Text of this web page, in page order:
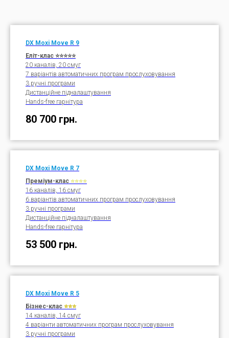
DX Moxi Move R 9
Еліт-клас ⭐⭐⭐⭐⭐
20 каналів, 20 смуг
7 варіантів автоматичних програм прослуховування
3 ручні програми
Дистанційне підналаштування
Hands-free гарнітура
80 700 грн.
DX Moxi Move R 7
Преміум-клас ⭐⭐⭐⭐
16 каналів, 16 смуг
6 варіантів автоматичних програм прослуховування
3 ручні програми
Дистанційне підналаштування
Hands-free гарнітура
53 500 грн.
DX Moxi Move R 5
Бізнес-клас ⭐⭐⭐
14 каналів, 14 смуг
4 варіанти автоматичних програм прослуховування
3 ручні програми